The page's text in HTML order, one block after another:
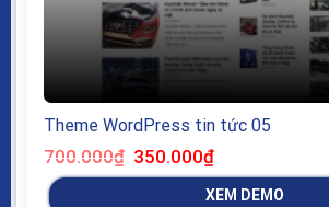
Theme WordPress tin tức 05
700.000₫ Giá
gốc
là:
350.000₫Giá
tại
là:
XEM DEMO